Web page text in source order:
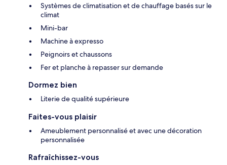
Systèmes de climatisation et de chauffage basés sur le
climat
Mini-bar
Machine à expresso
Peignoirs et chaussons
Fer et planche à repasser sur demande
Dormez bien
Literie de qualité supérieure
Faites-vous plaisir
Ameublement personnalisé et avec une décoration
personnalisée
Rafraîchissez-vous